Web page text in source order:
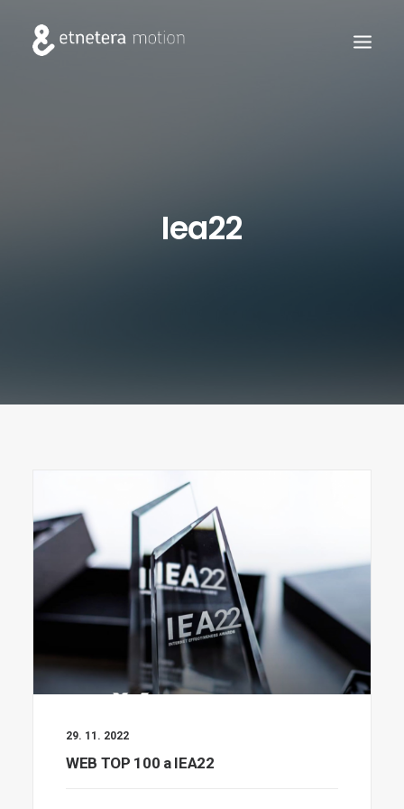
Iea22
29. 11. 2022
WEB TOP 100 a IEA22